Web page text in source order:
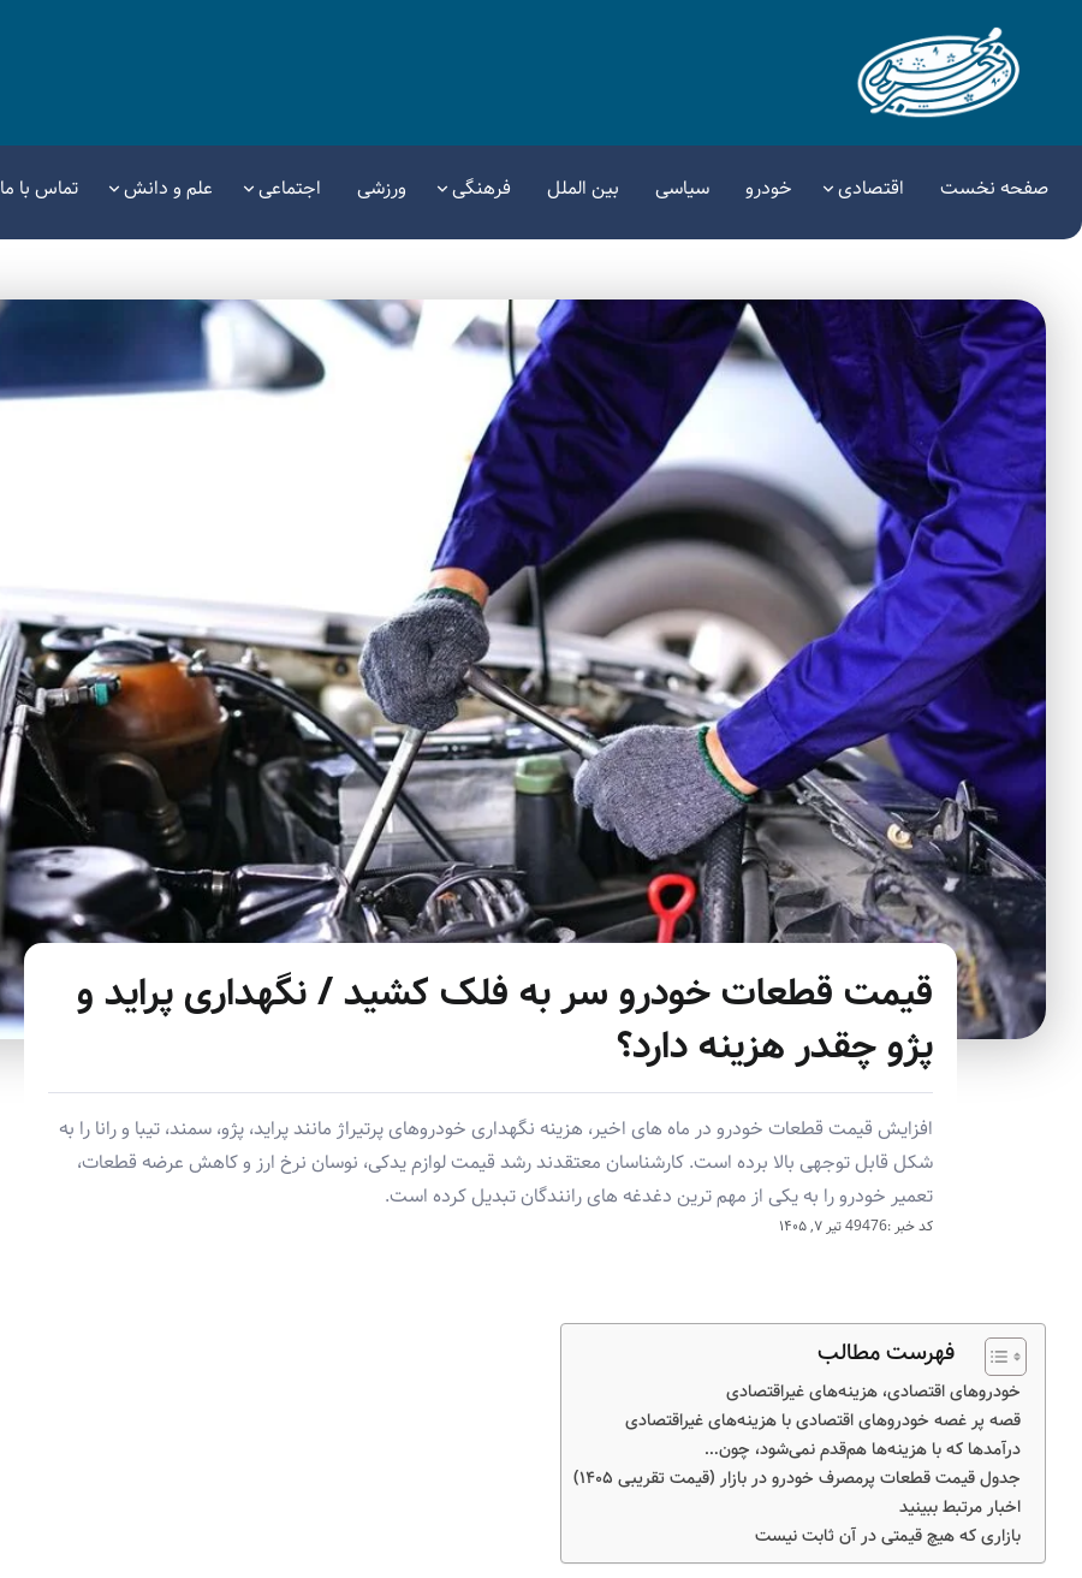
صفحه نخست اقتصادی خودرو سیاسی بین الملل فرهنگی ورزشی اجتماعی علم و دانش تماس با ما
قیمت قطعات خودرو سر به فلک کشید / نگهداری پراید و
پژو چقدر هزینه دارد؟
افزایش قیمت قطعات خودرو در ماه های اخیر، هزینه نگهداری خودروهای پرتیراژ مانند پراید، پژو، سمند، تیبا و رانا را به
شکل قابل توجهی بالا برده است. کارشناسان معتقدند رشد قیمت لوازم یدکی، نوسان نرخ ارز و کاهش عرضه قطعات،
تعمیر خودرو را به یکی از مهم ترین دغدغه های رانندگان تبدیل کرده است.
کد خبر :49476 تیر ۷, ۱۴۰۵
فهرست مطالب
خودروهای اقتصادی، هزینه‌های غیراقتصادی
قصه پر غصه‌ خودروهای اقتصادی با هزینه‌های غیراقتصادی
درآمدها که با هزینه‌ها هم‌قدم نمی‌شود، چون…
جدول قیمت قطعات پرمصرف خودرو در بازار (قیمت تقریبی ۱۴۰۵)
اخبار مرتبط ببینید
بازاری که هیچ قیمتی در آن ثابت نیست